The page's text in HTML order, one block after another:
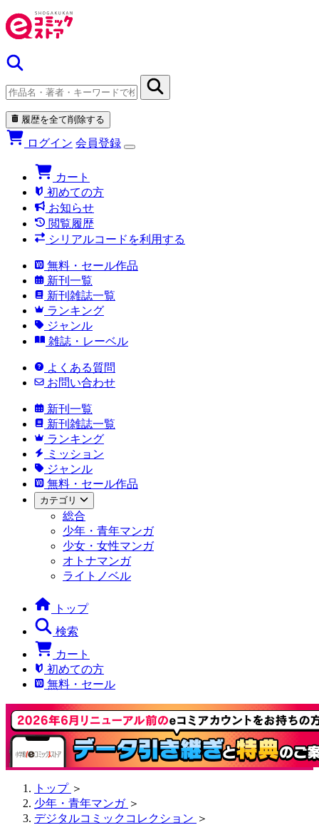
履歴を全て削除する
ログイン 会員登録
カート
初めての方
お知らせ
閲覧履歴
シリアルコードを利用する
無料・セール作品
新刊一覧
新刊雑誌一覧
ランキング
ジャンル
雑誌・レーベル
よくある質問
お問い合わせ
新刊一覧
新刊雑誌一覧
ランキング
ミッション
ジャンル
無料・セール作品
カテゴリ
総合
少年・青年マンガ
少女・女性マンガ
オトナマンガ
ライトノベル
トップ
検索
カート
初めての方
無料・セール
トップ ＞
少年・青年マンガ ＞
デジタルコミックコレクション ＞